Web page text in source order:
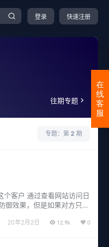
登录 快速注册
往期专题
专题：第 2 期
客户 通过查看网站访问日
效果，但是如果对方只是
20年2月2日 12.9k 0
在
线
客
服